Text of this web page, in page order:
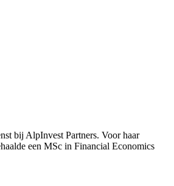
bij AlpInvest Partners. Voor haar
een MSc in Financial Economics